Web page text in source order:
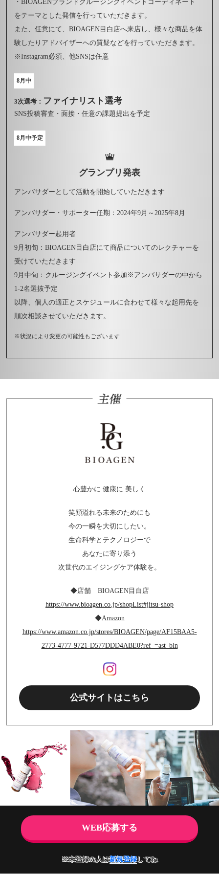
・BIOAGENブランドクルージングイベントコーディネート
をテーマとした発信を行っていただきます。
また、任意にて、BIOAGEN目白店へ来店し、様々な商品を体
験したりアドバイザーへの質疑などを行っていただきます。
※Instagram必須、他SNSは任意
8月中
3次選考： ファイナリスト選考
SNS投稿審査・面接・任意の課題提出を予定
8月中予定
グランプリ発表
アンバサダーとして活動を開始していただきます
アンバサダー・サポーター任期：2024年9月～2025年8月
アンバサダー起用者
9月初旬：BIOAGEN目白店にて商品についてのレクチャーを
受けていただきます
9月中旬：クルージングイベント参加※アンバサダーの中から
1-2名選抜予定
以降、個人の適正とスケジュールに合わせて様々な起用先を
順次相談させていただきます。
※状況により変更の可能性もございます
心豊かに 健康に 美しく
笑顔溢れる未来のためにも
今の一瞬を大切にしたい。
生命科学とテクノロジーで
あなたに寄り添う
次世代のエイジングケア体験を。
◆店舗 BIOAGEN目白店
https://www.bioagen.co.jp/shopList#jitsu-shop
◆Amazon
https://www.amazon.co.jp/stores/BIOAGEN/page/AF15BAA5-
2773-4777-9721-D577DDD4ABE0?ref_=ast_bln
公式サイトはこちら
WEB応募する
※未登録の人は新規登録してね